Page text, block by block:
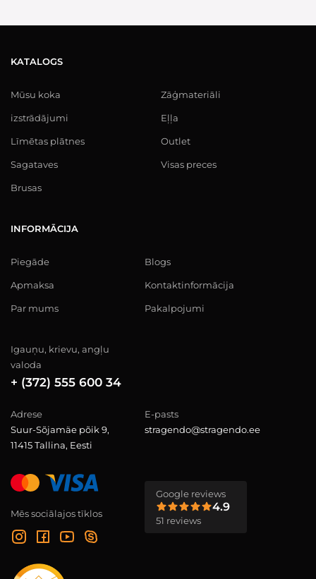
KATALOGS
Mūsu koka
izstrādājumi
Līmētas plātnes
Sagataves
Brusas
Zāģmateriāli
Eļļa
Outlet
Visas preces
INFORMĀCIJA
Piegāde
Apmaksa
Par mums
Blogs
Kontaktinformācija
Pakalpojumi
Igauņu, krievu, angļu
valoda
+ (372) 555 600 34
Adrese
Suur-Sõjamäe põik 9,
11415 Tallina, Eesti
E-pasts
stragendo@stragendo.ee
Mēs sociālajos tīklos
Google reviews
4.9
51 reviews